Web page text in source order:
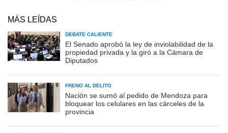
MÁS LEÍDAS
DEBATE CALIENTE
El Senado aprobó la ley de inviolabilidad de la
propiedad privada y la giró a la Cámara de
Diputados
FRENO AL DELITO
Nación se sumó al pedido de Mendoza para
bloquear los celulares en las cárceles de la
provincia